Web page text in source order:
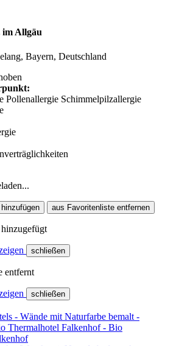
Allgäu
Bayern, Deutschland
Pollenallergie Schimmelpilzallergie
aus Favoritenliste entfernen
schließen
entfernt
schließen